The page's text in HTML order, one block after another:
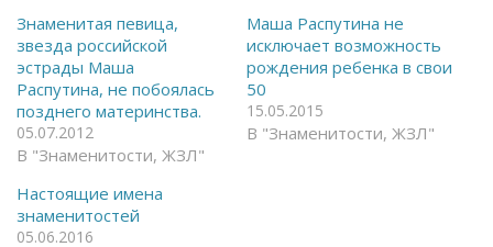
а
F
a
c
e
b
o
o
k
О
к
р
ы
в
с
я
в
T
e
l
g
m
О
т
к
Знаменитая певица,
звезда российской
эстрады Маша
Распутина, не побоялась
позднего материнства.
05.07.2012
В "Знаменитости, ЖЗЛ"
Маша Распутина не
исключает возможность
рождения ребенка в свои
50
15.05.2015
В "Знаменитости, ЖЗЛ"
Настоящие имена
знаменитостей
05.06.2016